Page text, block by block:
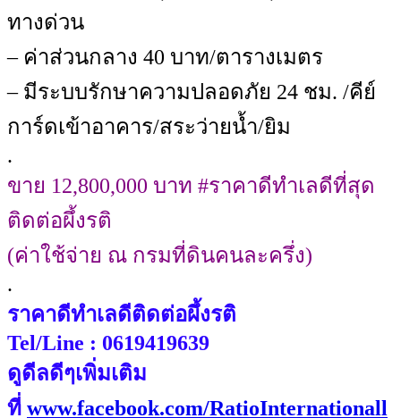
ทางด่วน
– ค่าส่วนกลาง 40 บาท/ตารางเมตร
– มีระบบรักษาความปลอดภัย 24 ชม. /คีย์
การ์ดเข้าอาคาร/สระว่ายน้ำ/ยิม
.
ขาย 12,800,000 บาท #ราคาดีทำเลดีที่สุด
ติดต่อผึ้งรติ
(ค่าใช้จ่าย ณ กรมที่ดินคนละครึ่ง)
.
ราคาดีทำเลดีติดต่อผึ้งรติ
Tel/Line : 0619419639
ดูดีลดีๆเพิ่มเติม
ที่ www.facebook.com/RatioInternationall